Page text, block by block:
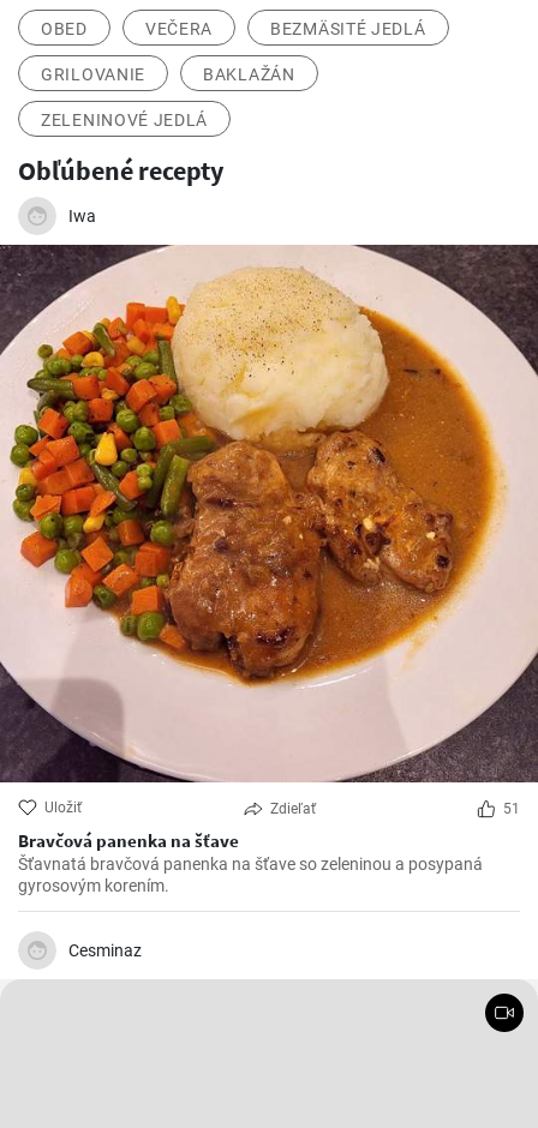
OBED VEČERA BEZMÄSITÉ JEDLÁ
GRILOVANIE BAKLAŽÁN
ZELENINOVÉ JEDLÁ
Obľúbené recepty
Iwa
Uložiť Zdieľať 51
Bravčová panenka na šťave
Šťavnatá bravčová panenka na šťave so zeleninou a posypaná
gyrosovým korením.
Cesminaz